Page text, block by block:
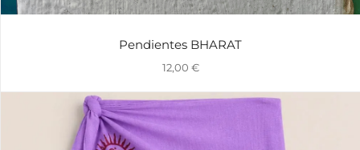
Pendientes BHARAT
12,00 €